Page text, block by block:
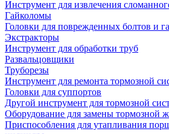
Инструмент для извлечения
Гайколомы
Головки для поврежденных болтов и
Экстракторы
Инструмент для обработки труб
Развальцовщики
Труборезы
Инструмент для ремонта тормозной
Головки для суппортов
Другой инструмент для тормозной
Оборудование для замены тормозной
Приспособления для утапливания